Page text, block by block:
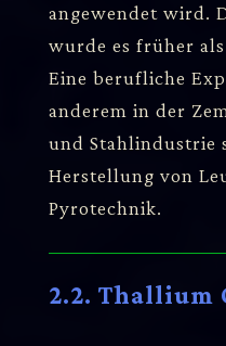
angewendet wird.
wurde es früher
Eine berufliche
anderem in der
und Stahlindustrie
Herstellung von
Pyrotechnik.
2.2. Thallium